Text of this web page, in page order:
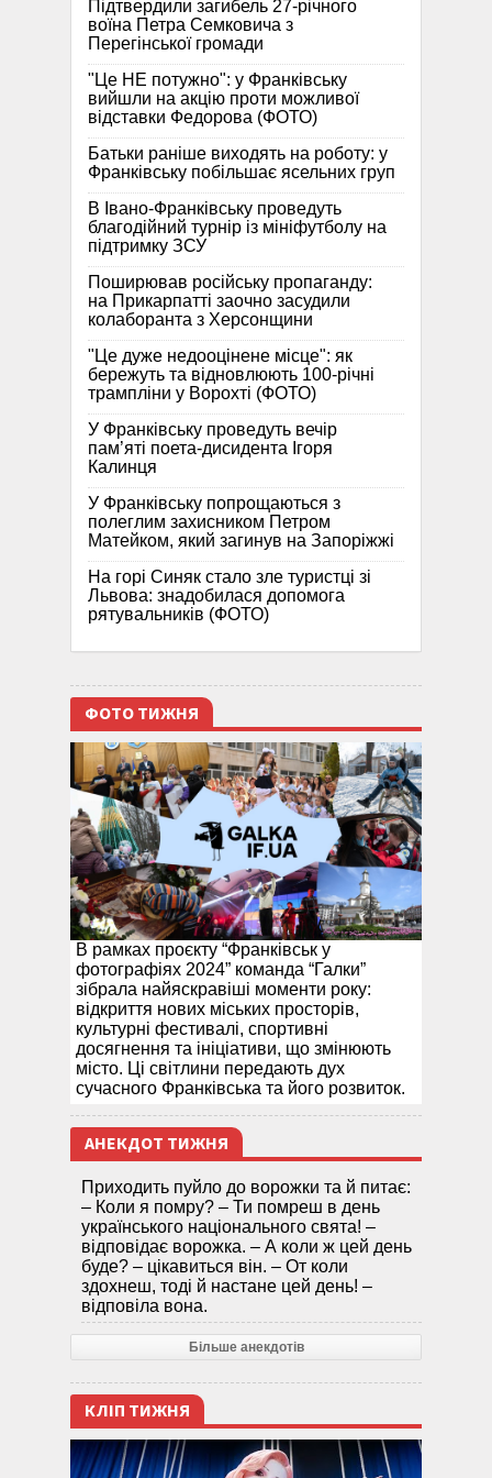
Підтвердили загибель 27-річного
воїна Петра Семковича з
Перегінської громади
"Це НЕ потужно": у Франківську
вийшли на акцію проти можливої
відставки Федорова (ФОТО)
Батьки раніше виходять на роботу: у
Франківську побільшає ясельних груп
В Івано-Франківську проведуть
благодійний турнір із мініфутболу на
підтримку ЗСУ
Поширював російську пропаганду:
на Прикарпатті заочно засудили
колаборанта з Херсонщини
"Це дуже недооцінене місце": як
бережуть та відновлюють 100-річні
трампліни у Ворохті (ФОТО)
У Франківську проведуть вечір
пам’яті поета-дисидента Ігоря
Калинця
У Франківську попрощаються з
полеглим захисником Петром
Матейком, який загинув на Запоріжжі
На горі Синяк стало зле туристці зі
Львова: знадобилася допомога
рятувальників (ФОТО)
ФОТО ТИЖНЯ
В рамках проєкту “Франківськ у
фотографіях 2024” команда “Галки”
зібрала найяскравіші моменти року:
відкриття нових міських просторів,
культурні фестивалі, спортивні
досягнення та ініціативи, що змінюють
місто. Ці світлини передають дух
сучасного Франківська та його розвиток.
АНЕКДОТ ТИЖНЯ
Приходить пуйло до ворожки та й питає:
– Коли я помру? – Ти помреш в день
українського національного свята! –
відповідає ворожка. – А коли ж цей день
буде? – цікавиться він. – От коли
здохнеш, тоді й настане цей день! –
відповіла вона.
Більше анекдотів
КЛІП ТИЖНЯ